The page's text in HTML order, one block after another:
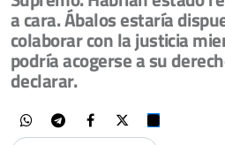
a cara. Ábalos estaría
colaborar con la justicia
podría acogerse a su
declarar.